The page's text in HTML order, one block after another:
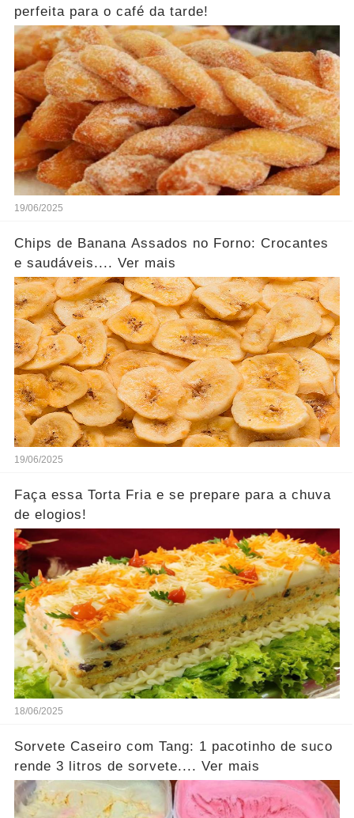
perfeita para o café da tarde!
19/06/2025
Chips de Banana Assados no Forno: Crocantes
e saudáveis.... Ver mais
19/06/2025
Faça essa Torta Fria e se prepare para a chuva
de elogios!
18/06/2025
Sorvete Caseiro com Tang: 1 pacotinho de suco
rende 3 litros de sorvete.... Ver mais